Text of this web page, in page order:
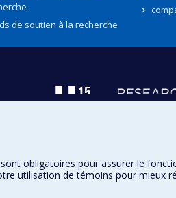
de soutien à la recherche
obligatoires pour assurer le
utilisation de témoins pour mieux